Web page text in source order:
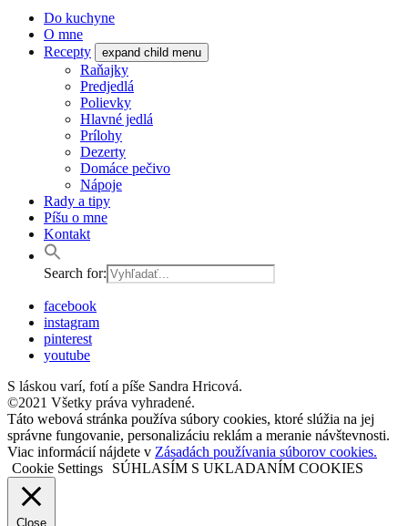
Do kuchyne
O mne
Recepty
expand child menu
Raňajky
Predjedlá
Polievky
Hlavné jedlá
Prílohy
Dezerty
Domáce pečivo
Nápoje
Rady a tipy
Píšu o mne
Kontakt
Search for:
facebook
instagram
pinterest
youtube
S láskou varí, fotí a píše Sandra Hricová.
©2021 Všetky práva vyhradené.
Táto webová stránka používa súbory cookies, ktoré slúžia na jej
správne fungovanie, personalizáciu reklám a meranie návštevnosti.
Viac informácií nájdete v Zásadách používania súborov cookies.
Cookie Settings
SÚHLASÍM S UKLADANÍM COOKIES
Close